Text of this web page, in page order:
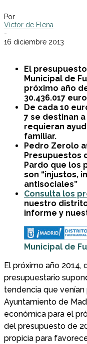
Por
Víctor de Elena
-
16 diciembre 2013
El
Municipal de
próximo año
30.436.017
De cada 10
7 se destinan
requieran
familiar.
Pedro Zerolo
Presupuestos
Pardo que los
son “injustos,
antisociales”
Consulta los
nuestro
informe y
Municipal de
El próximo año 2014,
presupuestario
tendencia que
Ayuntamiento de
económica para el
del presupuesto de
propicia para